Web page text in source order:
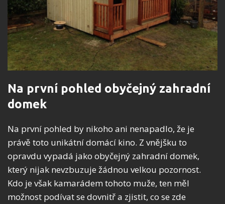
Na první pohled obyčejný zahradní
domek
Na první pohled by nikoho ani nenapadlo, že je
právě toto unikátní domácí kino. Z vnějšku to
opravdu vypadá jako obyčejný zahradní domek,
který nijak nevzbuzuje žádnou velkou pozornost.
Kdo je však kamarádem tohoto muže, ten měl
možnost podívat se dovnitř a zjistit, co se zde